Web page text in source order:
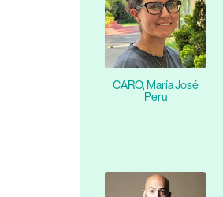
CARO, María José
Peru